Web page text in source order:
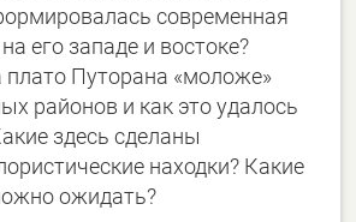
современная
его западе и востоке?
Путорана «моложе»
районов и как это удалось
здесь сделаны
находки? Какие
ожидать?